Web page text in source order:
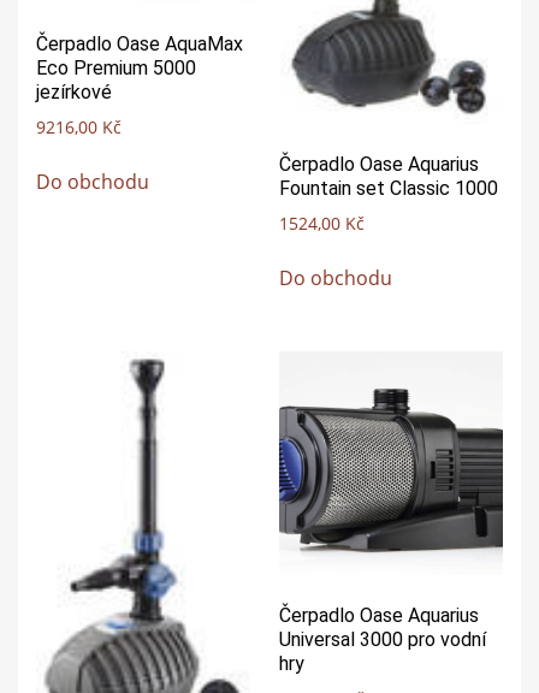
Čerpadlo Oase AquaMax
Eco Premium 5000
jezírkové
9216,00 Kč
Do obchodu
Čerpadlo Oase Aquarius
Fountain set Classic 1000
1524,00 Kč
Do obchodu
Čerpadlo Oase Aquarius
Universal 3000 pro vodní
hry